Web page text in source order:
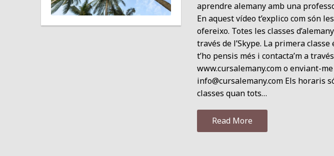
aprendre alemany amb una
En aquest vídeo t’explico com són
ofereixo. Totes les classes
través de l’Skype. La primera
t’ho pensis més i contacta’m a
www.cursalemany.com o enviant-
info@cursalemany.com Els horaris
classes quan tots…
Read More